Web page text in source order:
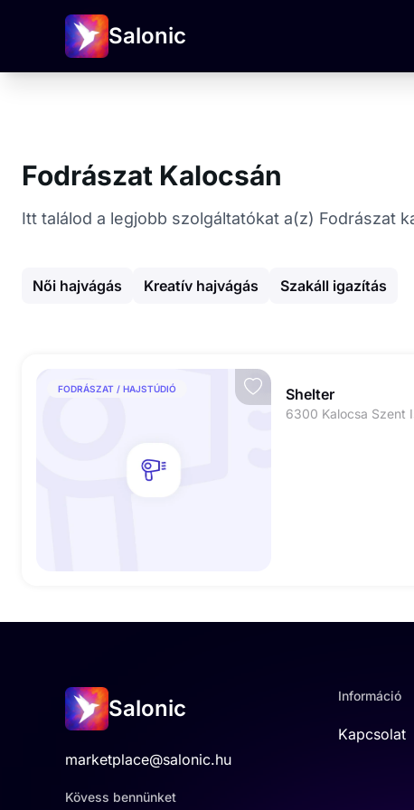
Salonic
Fodrászat Kalocsán
Itt találod a legjobb szolgáltatókat a(z) Fodrászat
Női hajvágás Kreatív hajvágás Szakáll igazítás
FODRÁSZAT / HAJSTÚDIÓ Shelter
Salonic
marketplace@salonic.hu
Kövess bennünket
Információ
Kapcsolat